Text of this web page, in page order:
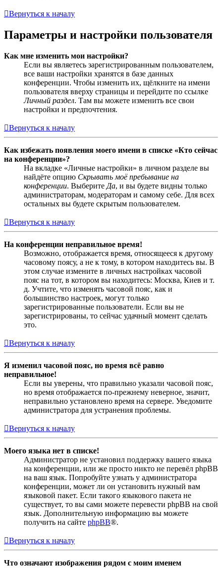
Вернуться к началу
Параметры и настройки пользователя
Как мне изменить мои настройки?
Если вы являетесь зарегистрированным пользователем,
все ваши настройки хранятся в базе данных
конференции. Чтобы изменить их, щёлкните на имени
пользователя вверху страницы и перейдите по ссылке
Личный раздел. Там вы можете изменить все свои
настройки и предпочтения.
Вернуться к началу
Как избежать появления моего имени в списке «Кто сейчас
на конференции»?
На вкладке «Личные настройки» в личном разделе вы
найдёте опцию Скрывать моё пребывание на
конференции. Выберите Да, и вы будете видны только
администраторам, модераторам и самому себе. Для всех
остальных вы будете скрытым пользователем.
Вернуться к началу
На конференции неправильное время!
Возможно, отображается время, относящееся к другому
часовому поясу, а не к тому, в котором находитесь вы. В
этом случае измените в личных настройках часовой
пояс на тот, в котором вы находитесь: Москва, Киев и т.
д. Учтите, что изменять часовой пояс, как и
большинство настроек, могут только
зарегистрированные пользователи. Если вы не
зарегистрированы, то сейчас удачный момент сделать
это.
Вернуться к началу
Я изменил часовой пояс, но время всё равно
неправильное!
Если вы уверены, что правильно указали часовой пояс,
но время отображается по-прежнему неверное, значит,
неправильно установлено время на сервере. Уведомите
администратора для устранения проблемы.
Вернуться к началу
Моего языка нет в списке!
Администратор не установил поддержку вашего языка
на конференции, или же просто никто не перевёл phpBB
на ваш язык. Попробуйте узнать у администратора
конференции, может ли он установить нужный вам
языковой пакет. Если такого языкового пакета не
существует, то вы сами можете перевести phpBB на свой
язык. Дополнительную информацию вы можете
получить на сайте phpBB®.
Вернуться к началу
Что означают изображения рядом с моим именем